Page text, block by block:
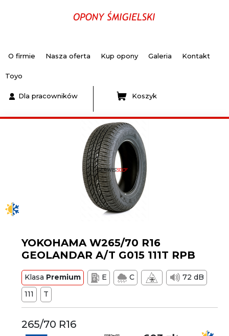
O firmie Nasza oferta Kup opony Galeria Kontakt
Toyo
Dla pracowników Koszyk
YOKOHAMA W265/70 R16
GEOLANDAR A/T G015 111T RPB
Klasa Premium E C
72 dB
111
T
265/70 R16